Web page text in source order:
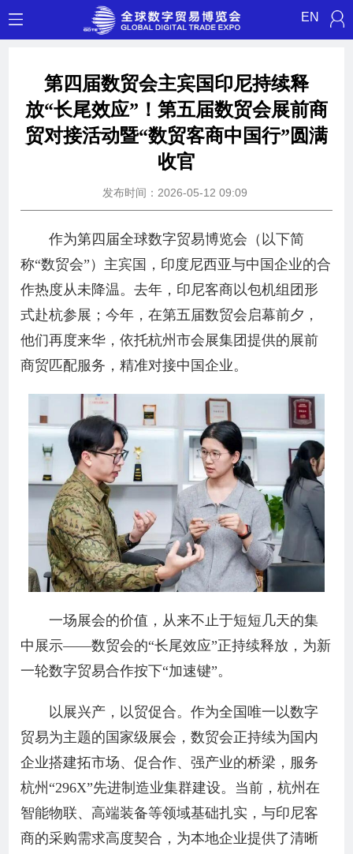
EN
第四届数贸会主宾国印尼持续释
放“长尾效应”！第五届数贸会展前商
贸对接活动暨“数贸客商中国行”圆满
收官
发布时间：2026-05-12 09:09
作为第四届全球数字贸易博览会（以下简
称“数贸会”）主宾国，印度尼西亚与中国企业的合
作热度从未降温。去年，印尼客商以包机组团形
式赴杭参展；今年，在第五届数贸会启幕前夕，
他们再度来华，依托杭州市会展集团提供的展前
商贸匹配服务，精准对接中国企业。
一场展会的价值，从来不止于短短几天的集
中展示——数贸会的“长尾效应”正持续释放，为新
一轮数字贸易合作按下“加速键”。
以展兴产，以贸促合。作为全国唯一以数字
贸易为主题的国家级展会，数贸会正持续为国内
企业搭建拓市场、促合作、强产业的桥梁，服务
杭州“296X”先进制造业集群建设。当前，杭州在
智能物联、高端装备等领域基础扎实，与印尼客
商的采购需求高度契合，为本地企业提供了清晰